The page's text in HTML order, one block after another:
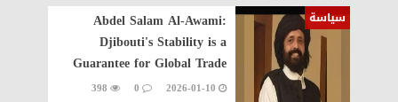
سياسة
Abdel Salam Al-Awami:
Djibouti's Stability is a
Guarantee for Global Trade
2026-01-10
0
398